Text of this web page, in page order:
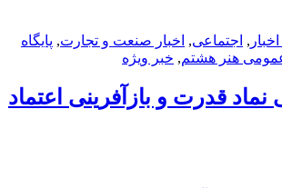
, اجتماعی, اخبار صنعت و تجارت, پایگاه
هنر هشتم, خبر ویژه
قدرت و بازآفرینی اعتماد